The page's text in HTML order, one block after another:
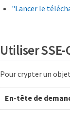
"Lancer le
Utiliser SSE-
Pour crypter un
En-tête de